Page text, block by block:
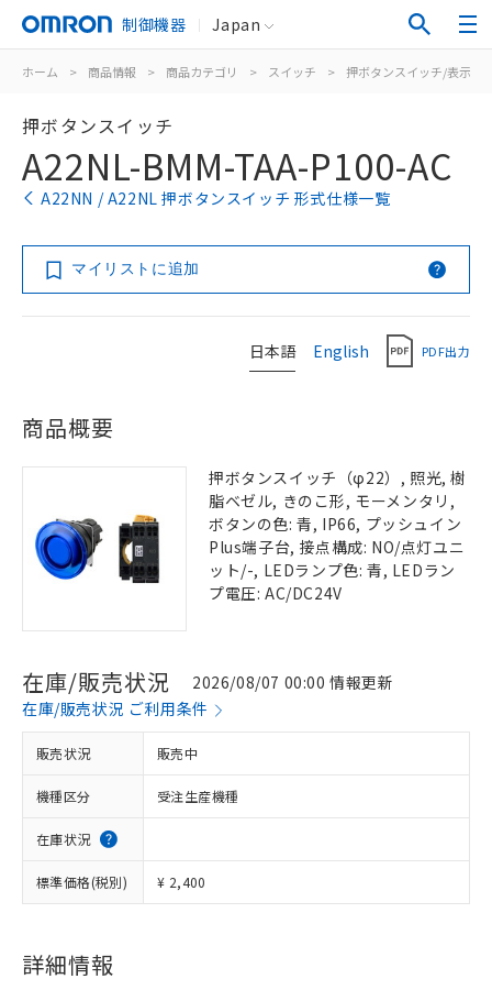
制御機器 Japan
ホーム > 商品情報 > 商品カテゴリ > スイッチ > 押ボタンスイッチ/表示灯
押ボタンスイッチ
A22NL-BMM-TAA-P100-AC
A22NN / A22NL 押ボタンスイッチ 形式仕様一覧
マイリストに追加
日本語 English PDF出力
商品概要
押ボタンスイッチ（φ22）, 照光, 樹
脂ベゼル, きのこ形, モーメンタリ,
ボタンの色: 青, IP66, プッシュイン
Plus端子台, 接点構成: NO/点灯ユニ
ット/-, LEDランプ色: 青, LEDラン
プ電圧: AC/DC24V
在庫/販売状況
2026/08/07 00:00 情報更新
在庫/販売状況 ご利用条件
販売状況 販売中
機種区分 受注生産機種
在庫状況
標準価格(税別) ¥ 2,400
詳細情報